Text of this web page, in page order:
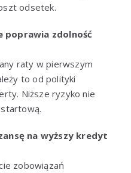
odsetek.
poprawia zdolność
raty w pierwszym
to od polityki
Niższe ryzyko nie
na wyższy kredyt
zobowiązań